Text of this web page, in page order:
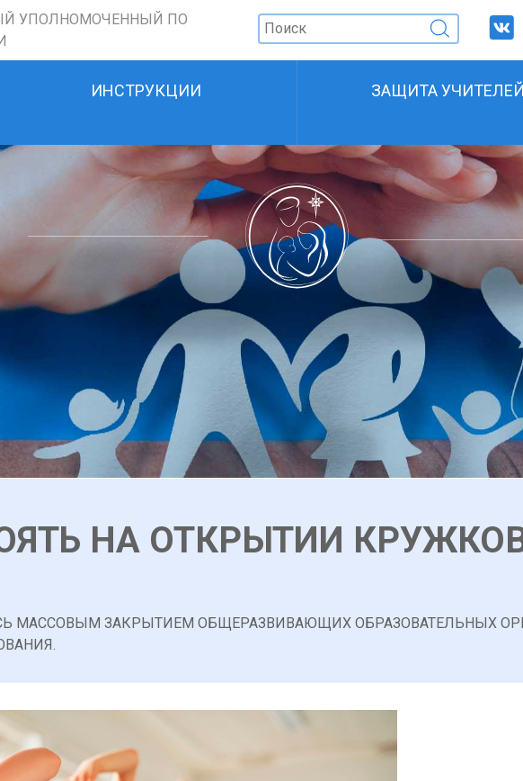
УПОЛНОМОЧЕННЫЙ ПО
ИНСТРУКЦИИ ЗАЩИТА УЧИТЕЛЕЙ
НА ОТКРЫТИИ
МАССОВЫМ ЗАКРЫТИЕМ ОБЩЕРАЗВИВАЮЩИХ ОБРАЗОВАТЕЛЬНЫХ